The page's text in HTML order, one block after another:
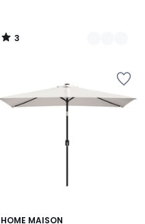
3
/
HOME MAISON
1
5